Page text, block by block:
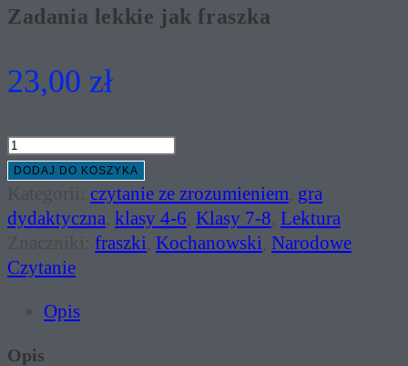
Zadania lekkie jak fraszka
23,00 zł
ilość
Zadania
lekkie
jak
fraszka
DODAJ DO KOSZYKA
Kategorii: czytanie ze zrozumieniem, gra
dydaktyczna, klasy 4-6, Klasy 7-8, Lektura
Znaczniki: fraszki, Kochanowski, Narodowe
Czytanie
Opis
Opis